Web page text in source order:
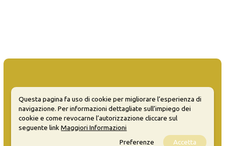
MATERA WELCOME EVENTS
Opendata
Privacy
Questa pagina fa uso di cookie per migliorare l’esperienza di
navigazione. Per informazioni dettagliate sull’impiego dei
cookie e come revocarne l’autorizzazione cliccare sul
seguente linkMaggiori Informazioni
Preferenze
Accetta